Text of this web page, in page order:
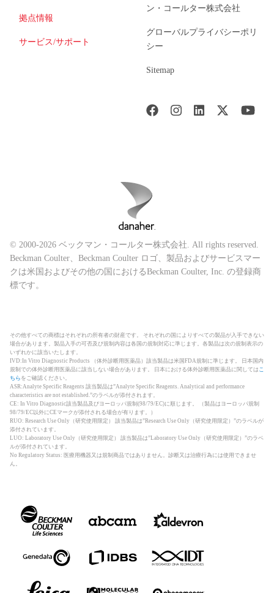
拠点情報
サービス/サポート
ン・コールター株式会社
グローバルプライバシーポリ
シー
Sitemap
© 2000-2026 ベックマン・コールター株式会社. All rights reserved.
Beckman Coulter、Beckman Coulter ロゴ、製品およびサービスマー
クは米国およびその他の国におけるBeckman Coulter, Inc. の登録商
標です。
その他すべての商標はそれぞれの所有者の財産です。 それぞれの国によりすべての製品が入手できない
場合があります。製品入手の可否及び規制内容は各国の規制対応に準じます。各製品は次の規制表示の
いずれかに該当いたします。
IVD:In Vitro Diagnostic Products （体外診断用医薬品）該当製品は米国FDA規制に準じます。 日本国内
規制での体外診断用医薬品に該当しない場合があります。 日本における体外診断用医薬品に関しては こ
ちら をご確認ください。
ASR:Analyte Specific Reagents 該当製品は”Analyte Specific Reagents. Analytical and performance
characteristics are not established.”のラベルが添付されます。
CE: In Vitro Diagnostic該当製品及びヨーロッパ規制(98/79/EC)に順じます。 （製品はヨーロッパ規制
98/79/EC以外にCEマークが添付される場合が有ります。）
RUO: Research Use Only（研究使用限定） 該当製品は”Research Use Only（研究使用限定）”のラベルが
添付されています。
LUO: Laboratory Use Only（研究使用限定） 該当製品は”Laboratory Use Only（研究使用限定）”のラベ
ルが添付されています。
No Regulatory Status: 医療用機器又は規制商品ではありません。診断又は治療行為には使用できませ
ん。